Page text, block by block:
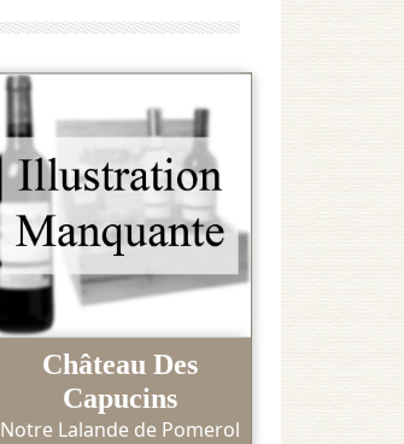
Château Des
Capucins
Notre Lalande de Pomerol